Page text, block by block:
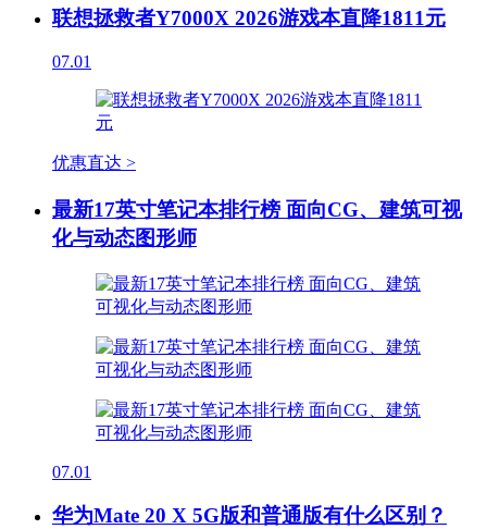
联想拯救者Y7000X 2026游戏本直降1811元
07.01
优惠直达 >
最新17英寸笔记本排行榜 面向CG、建筑可视
化与动态图形师
07.01
华为Mate 20 X 5G版和普通版有什么区别？